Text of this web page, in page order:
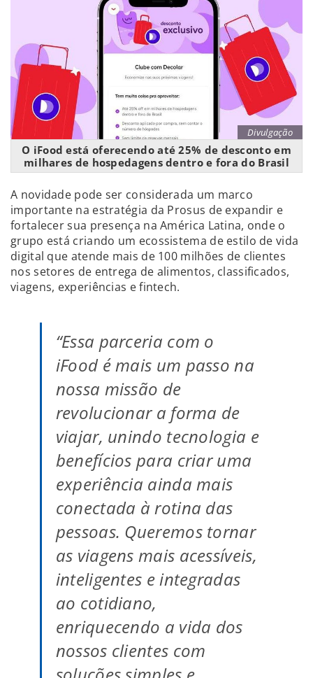
Divulgação
O iFood está oferecendo até 25% de desconto em
milhares de hospedagens dentro e fora do Brasil
A novidade pode ser considerada um marco
importante na estratégia da Prosus de expandir e
fortalecer sua presença na América Latina, onde o
grupo está criando um ecossistema de estilo de vida
digital que atende mais de 100 milhões de clientes
nos setores de entrega de alimentos, classificados,
viagens, experiências e fintech.
“Essa parceria com o
iFood é mais um passo na
nossa missão de
revolucionar a forma de
viajar, unindo tecnologia e
benefícios para criar uma
experiência ainda mais
conectada à rotina das
pessoas. Queremos tornar
as viagens mais acessíveis,
inteligentes e integradas
ao cotidiano,
enriquecendo a vida dos
nossos clientes com